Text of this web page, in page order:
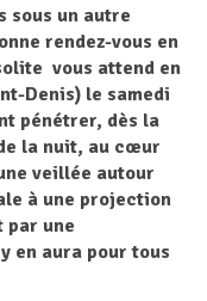
sous un autre
rendez-vous en
vous attend en
Denis) le samedi
pénétrer, dès la
la nuit, au cœur
veillée autour
à une projection
par une
en aura pour tous